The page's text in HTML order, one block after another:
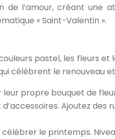
l’amour, créant une
« Saint-Valentin ».
pastel, les fleurs
célèbrent le renouveau
propre bouquet de
Ajoutez
le printemps.